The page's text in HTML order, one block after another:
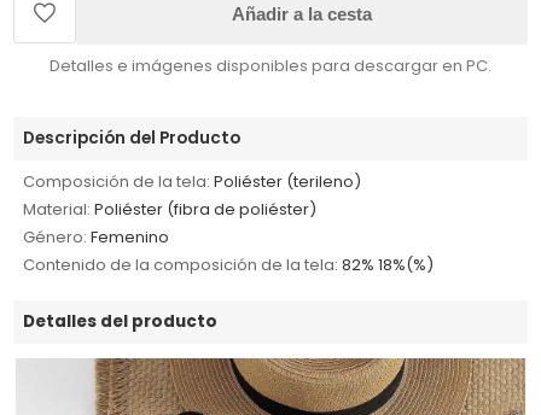
Añadir a la cesta
Detalles e imágenes disponibles para descargar en PC.
Descripción del Producto
Composición de la tela: Poliéster (terileno)
Material: Poliéster (fibra de poliéster)
Género: Femenino
Contenido de la composición de la tela: 82% 18%(%)
Detalles del producto